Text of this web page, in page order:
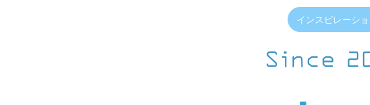
インスピレーシ